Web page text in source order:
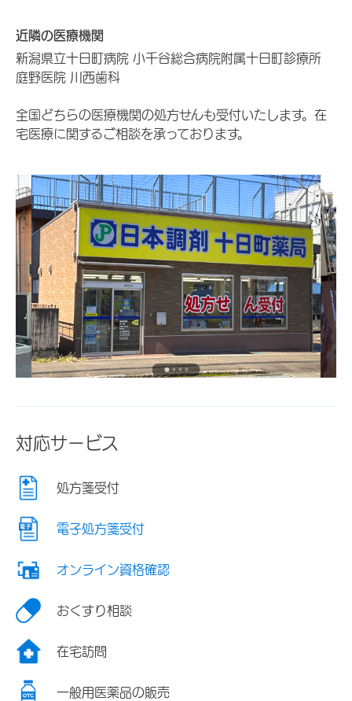
近隣の医療機関
新潟県立十日町病院 小千谷総合病院附属十日町診療所
庭野医院 川西歯科
全国どちらの医療機関の処方せんも受付いたします。在
宅医療に関するご相談を承っております。
対応サービス
処方箋受付
電子処方箋受付
オンライン資格確認
おくすり相談
在宅訪問
一般用医薬品の販売